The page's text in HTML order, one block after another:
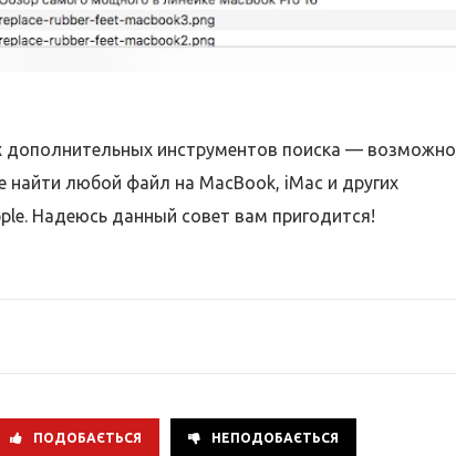
инструментов поиска — возможно
найти любой файл на MacBook, iMac и других
Надеюсь данный совет вам пригодится!
ПОДОБАЄТЬСЯ НЕПОДОБАЄТЬСЯ